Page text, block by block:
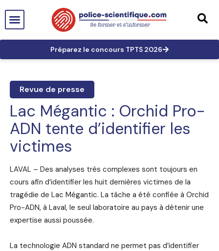
Préparez le concours TPTS 2026
Revue de presse
Lac Mégantic : Orchid Pro-
ADN tente d’identifier les
victimes
LAVAL – Des analyses très complexes sont toujours en
cours afin d’identifier les huit dernières victimes de la
tragédie de Lac Mégantic. La tâche a été confiée à Orchid
Pro-ADN, à Laval, le seul laboratoire au pays à détenir une
expertise aussi poussée.
La technologie ADN standard ne permet pas d’identifier